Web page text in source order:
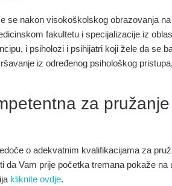
se nakon visokoškolskog obrazovanja
fakultetu i specijalizacije iz
i psiholozi i psihijatri koji žele da se
iz određenog psihološkog
za
o adekvatnim kvalifikacijama za
Vam prije početka tremana pokaže
kliknite ovdje.